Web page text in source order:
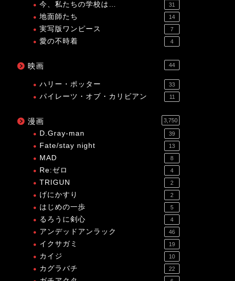
今、私たちの学校は… 31
地面師たち 14
実写版ワンピース 7
愛の不時着 4
映画 44
ハリー・ポッター 33
パイレーツ・オブ・カリビアン 11
漫画 3,750
D.Gray-man 39
Fate/stay night 13
MAD 8
Re:ゼロ 4
TRIGUN 2
げにかすり 2
はじめの一歩 5
るろうに剣心 4
アンデッドアンラック 46
イクサガミ 19
カイジ 10
カグラバチ 22